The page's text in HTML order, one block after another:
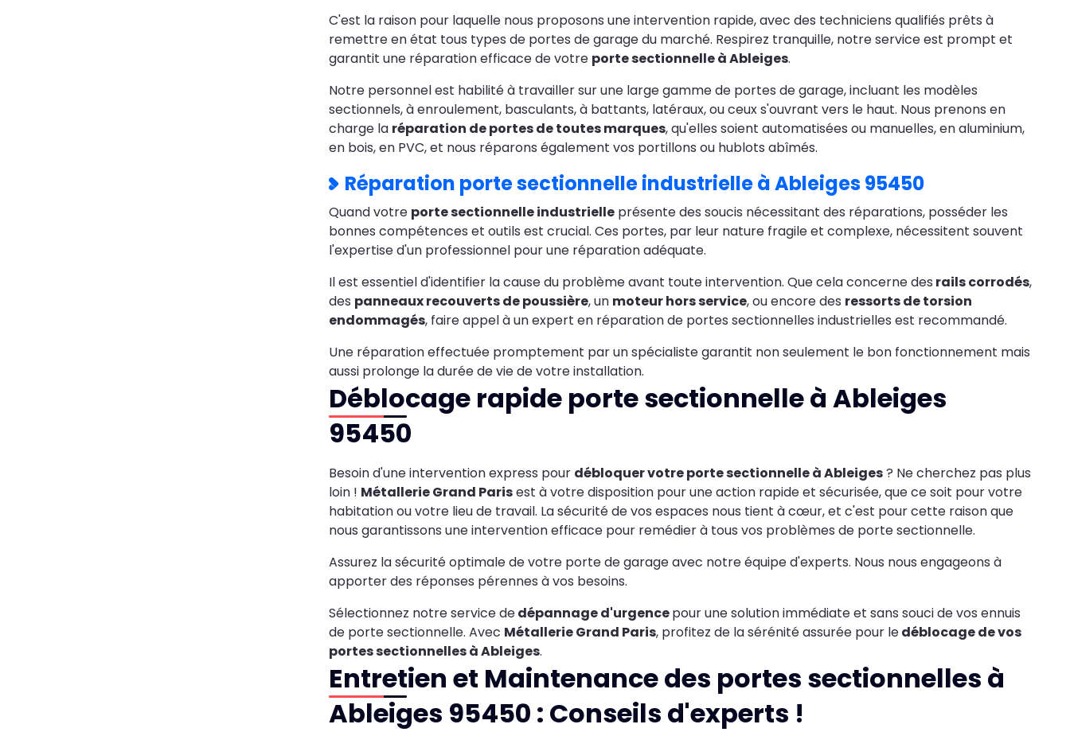
C'est la raison pour laquelle nous proposons une intervention rapide, avec des techniciens qualifiés prêts à
remettre en état tous types de portes de garage du marché. Respirez tranquille, notre service est prompt et
garantit une réparation efficace de votre porte sectionnelle à Ableiges.
Notre personnel est habilité à travailler sur une large gamme de portes de garage, incluant les modèles
sectionnels, à enroulement, basculants, à battants, latéraux, ou ceux s'ouvrant vers le haut. Nous prenons en
charge la réparation de portes de toutes marques, qu'elles soient automatisées ou manuelles, en aluminium,
en bois, en PVC, et nous réparons également vos portillons ou hublots abîmés.
Réparation porte sectionnelle industrielle à Ableiges 95450
Quand votre porte sectionnelle industrielle présente des soucis nécessitant des réparations, posséder les
bonnes compétences et outils est crucial. Ces portes, par leur nature fragile et complexe, nécessitent souvent
l'expertise d'un professionnel pour une réparation adéquate.
Il est essentiel d'identifier la cause du problème avant toute intervention. Que cela concerne des rails corrodés,
des panneaux recouverts de poussière, un moteur hors service, ou encore des ressorts de torsion
endommagés, faire appel à un expert en réparation de portes sectionnelles industrielles est recommandé.
Une réparation effectuée promptement par un spécialiste garantit non seulement le bon fonctionnement mais
aussi prolonge la durée de vie de votre installation.
Déblocage rapide porte sectionnelle à Ableiges
95450
Besoin d'une intervention express pour débloquer votre porte sectionnelle à Ableiges? Ne cherchez pas plus
loin ! Métallerie Grand Parisest à votre disposition pour une action rapide et sécurisée, que ce soit pour votre
habitation ou votre lieu de travail. La sécurité de vos espaces nous tient à cœur, et c'est pour cette raison que
nous garantissons une intervention efficace pour remédier à tous vos problèmes de porte sectionnelle.
Assurez la sécurité optimale de votre porte de garage avec notre équipe d'experts. Nous nous engageons à
apporter des réponses pérennes à vos besoins.
Sélectionnez notre service dedépannage d'urgencepour une solution immédiate et sans souci de vos ennuis
de porte sectionnelle. Avec Métallerie Grand Paris, profitez de la sérénité assurée pour ledéblocage de vos
portes sectionnelles à Ableiges.
Entretien et Maintenance des portes sectionnelles à
Ableiges 95450 : Conseils d'experts !